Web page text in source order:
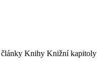
Knihy Knižní kapitoly